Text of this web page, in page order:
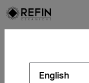
Rabat - MA
English